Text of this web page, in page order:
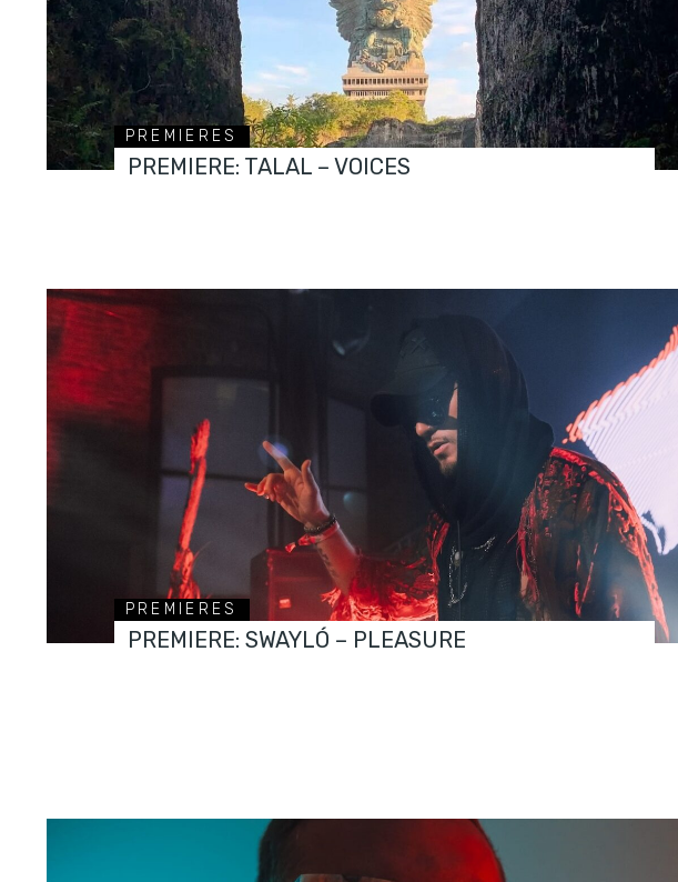
PREMIERES
PREMIERE: TALAL – VOICES
PREMIERES
PREMIERE: SWAYLÓ – PLEASURE